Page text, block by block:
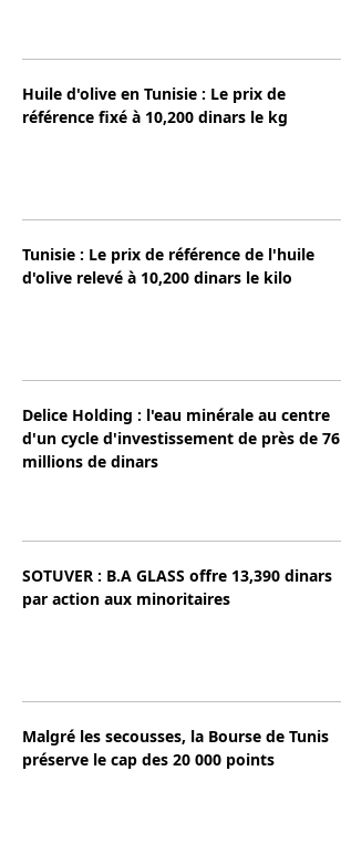
Huile d'olive en Tunisie : Le prix de
référence fixé à 10,200 dinars le kg
Tunisie : Le prix de référence de l'huile
d'olive relevé à 10,200 dinars le kilo
Delice Holding : l'eau minérale au centre
d'un cycle d'investissement de près de 76
millions de dinars
SOTUVER : B.A GLASS offre 13,390 dinars
par action aux minoritaires
Malgré les secousses, la Bourse de Tunis
préserve le cap des 20 000 points